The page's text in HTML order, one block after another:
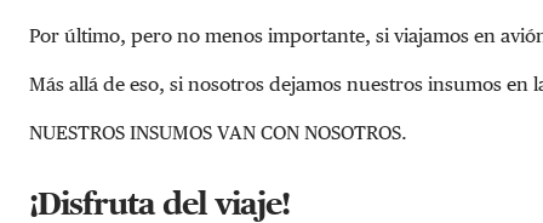
Por último, pero no menos importante, si viajamos en
Más allá de eso, si nosotros dejamos nuestros insumos
NUESTROS INSUMOS VAN CON NOSOTROS.
¡Disfruta del viaje!